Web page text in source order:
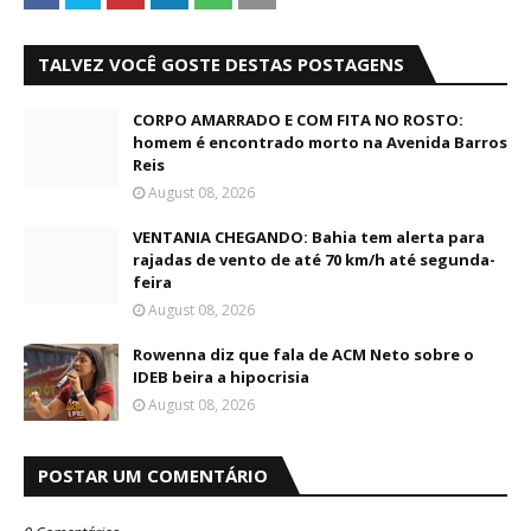
TALVEZ VOCÊ GOSTE DESTAS POSTAGENS
CORPO AMARRADO E COM FITA NO ROSTO:
homem é encontrado morto na Avenida Barros
Reis
August 08, 2026
VENTANIA CHEGANDO: Bahia tem alerta para
rajadas de vento de até 70 km/h até segunda-
feira
August 08, 2026
Rowenna diz que fala de ACM Neto sobre o
IDEB beira a hipocrisia
August 08, 2026
POSTAR UM COMENTÁRIO